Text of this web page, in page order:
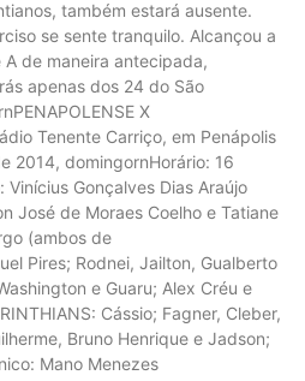
também estará ausente.
se sente tranquilo. Alcançou a
de maneira antecipada,
apenas dos 24 do São
X
Tenente Carriço, em Penápolis
2014, domingornHorário: 16
Gonçalves Dias Araújo
José de Moraes Coelho e Tatiane
(ambos de
Pires; Rodnei, Jailton, Gualberto
e Guaru; Alex Créu e
Cássio; Fagner, Cleber,
Bruno Henrique e Jadson;
Mano Menezes